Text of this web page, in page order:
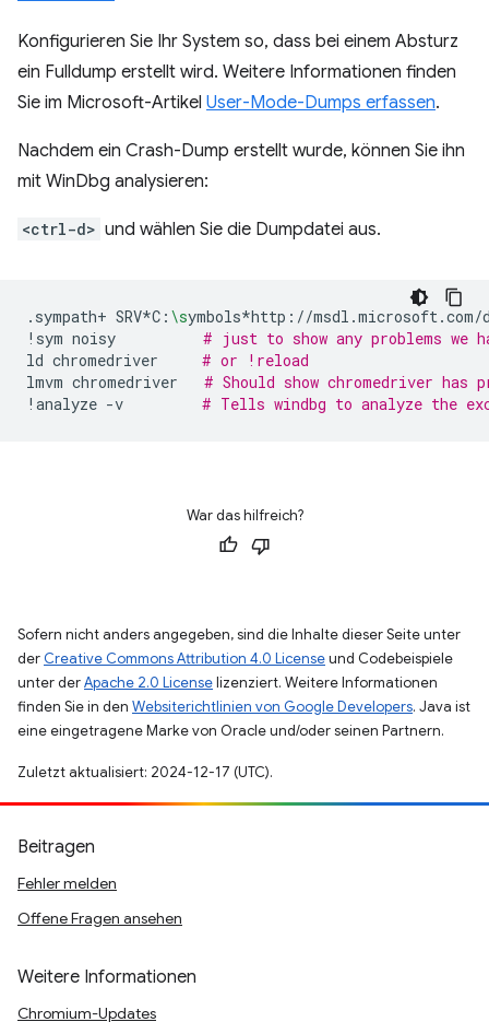
Konfigurieren Sie Ihr System so, dass bei einem Absturz
ein Fulldump erstellt wird. Weitere Informationen finden
Sie im Microsoft-Artikel User-Mode-Dumps erfassen.
Nachdem ein Crash-Dump erstellt wurde, können Sie ihn
mit WinDbg analysieren:
<ctrl-d> und wählen Sie die Dumpdatei aus.
.sympath+ SRV*C: \symbols*http://msdl.microsoft.com/
!sym noisy
# just to show any problems we
ld chromedriver
# or !reload
lmvm chromedriver
# Should show chromedriver has
!analyze -v # Tells windbg to analyze the
War das hilfreich?
Sofern nicht anders angegeben, sind die Inhalte dieser Seite unter
der Creative Commons Attribution 4.0 Licenseund Codebeispiele
unter derApache 2.0 Licenselizenziert. Weitere Informationen
finden Sie in den Websiterichtlinien von Google Developers. Java ist
eine eingetragene Marke von Oracle und/oder seinen Partnern.
Zuletzt aktualisiert: 2024-12-17 (UTC).
Beitragen
Fehler melden
Offene Fragen ansehen
Weitere Informationen
Chromium-Updates